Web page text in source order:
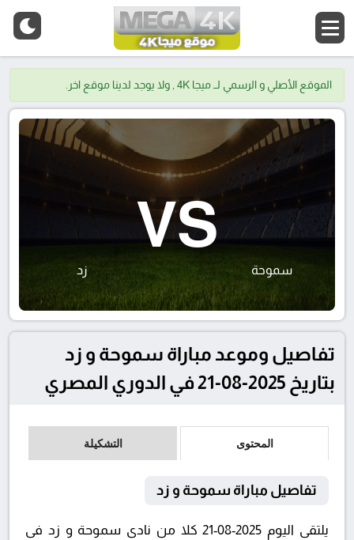
الموقع الأصلي و الرسمي لــ ميجا 4K , ولا يوجد لدينا موقع اخر.
سموحة
VS
زد
تفاصيل وموعد مباراة سموحة و زد
بتاريخ 2025-08-21 في الدوري المصري
المحتوى التشكيلة
تفاصيل مباراة سموحة و زد
يلتقى اليوم 2025-08-21 كلا من نادى سموحة و زد فى